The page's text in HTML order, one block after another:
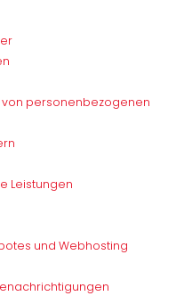
personenbezogenen
Leistungen
und Webhosting